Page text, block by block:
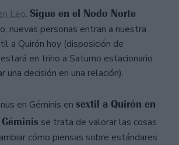
Leo. Sigue en el Nodo Norte
nuevas personas entran a nuestra
a Quirón hoy (disposición de
en trino a Saturno estacionario
una decisión en una relación).
en Géminis en sextil a Quirón en
se trata de valorar las cosas
cómo piensas sobre estándares